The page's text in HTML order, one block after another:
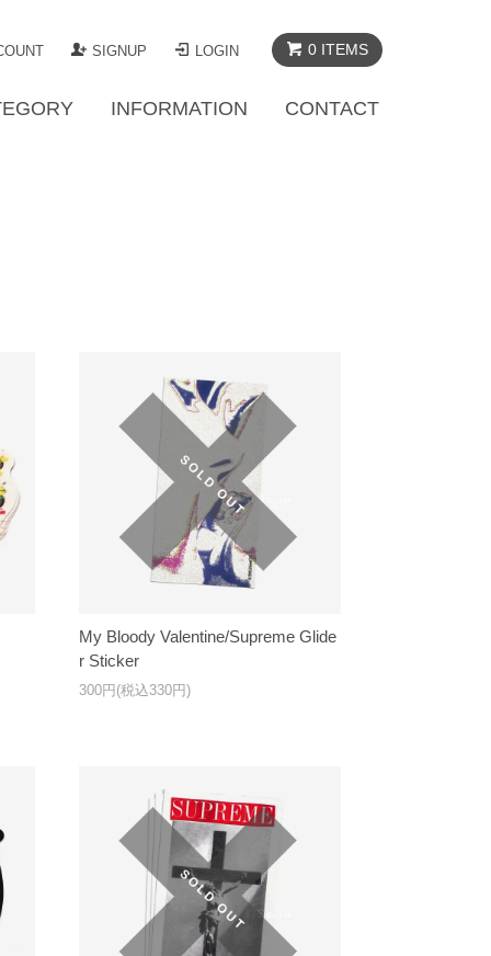
0 ITEMS
SIGNUP LOGIN
INFORMATION CONTACT
My Bloody Valentine/Supreme Glide
r Sticker
300円(税込330円)